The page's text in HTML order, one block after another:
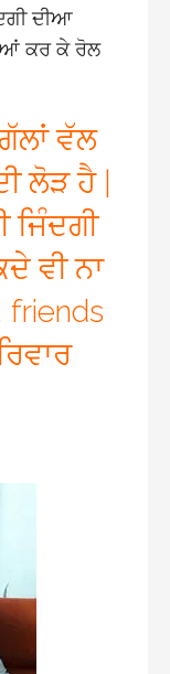
ਦੀਆ
ਕਰ ਕੇ ਰੋਲ
ਵੱਲ
ਲੋੜ ਹੈ |
ਵੀ ਨਾ
friends